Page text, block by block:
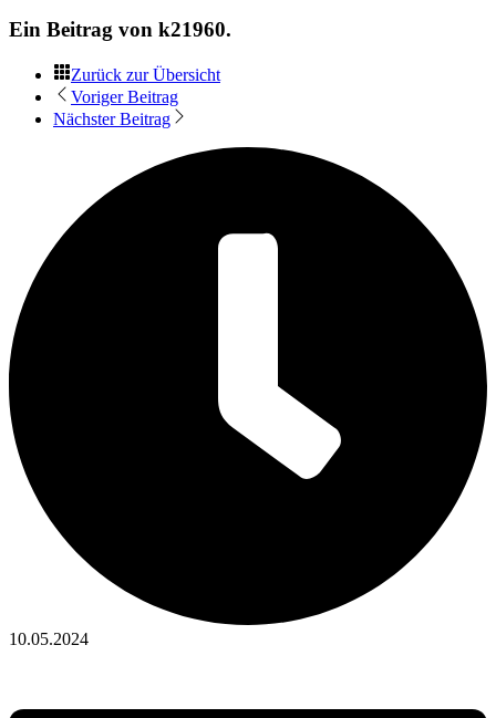
Ein Beitrag von k21960.
Zurück zur Übersicht
Voriger Beitrag
Nächster Beitrag
10.05.2024